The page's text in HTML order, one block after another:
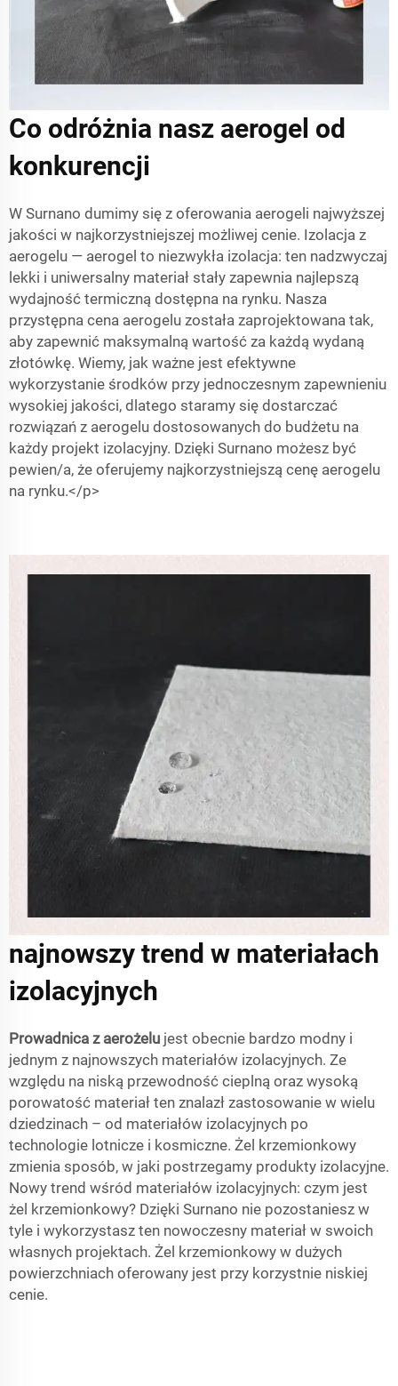
Co odróżnia nasz aerogel od
konkurencji
W Surnano dumimy się z oferowania aerogeli najwyższej
jakości w najkorzystniejszej możliwej cenie. Izolacja z
aerogelu — aerogel to niezwykła izolacja: ten nadzwyczaj
lekki i uniwersalny materiał stały zapewnia najlepszą
wydajność termiczną dostępna na rynku. Nasza
przystępna cena aerogelu została zaprojektowana tak,
aby zapewnić maksymalną wartość za każdą wydaną
złotówkę. Wiemy, jak ważne jest efektywne
wykorzystanie środków przy jednoczesnym zapewnieniu
wysokiej jakości, dlatego staramy się dostarczać
rozwiązań z aerogelu dostosowanych do budżetu na
każdy projekt izolacyjny. Dzięki Surnano możesz być
pewien/a, że oferujemy najkorzystniejszą cenę aerogelu
na rynku.</p>
najnowszy trend w materiałach
izolacyjnych
Prowadnica z aerożelu jest obecnie bardzo modny i
jednym z najnowszych materiałów izolacyjnych. Ze
względu na niską przewodność cieplną oraz wysoką
porowatość materiał ten znalazł zastosowanie w wielu
dziedzinach – od materiałów izolacyjnych po
technologie lotnicze i kosmiczne. Żel krzemionkowy
zmienia sposób, w jaki postrzegamy produkty izolacyjne.
Nowy trend wśród materiałów izolacyjnych: czym jest
żel krzemionkowy? Dzięki Surnano nie pozostaniesz w
tyle i wykorzystasz ten nowoczesny materiał w swoich
własnych projektach. Żel krzemionkowy w dużych
powierzchniach oferowany jest przy korzystnie niskiej
cenie.